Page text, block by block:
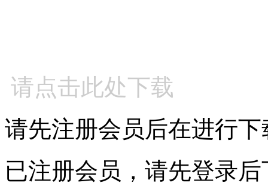
请点击此处下载
请先注册会员后在进行下
已注册会员，请先登录后